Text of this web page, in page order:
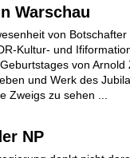
Warschau
von
Kultur- und
von Arnold
und Werk des
Zweigs zu sehen ...
NP